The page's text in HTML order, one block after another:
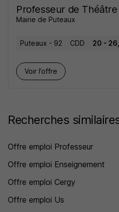
Professeur de
Mairie de Puteaux
Puteaux - 92 CDD 20 -
Voir l’offre
Recherches
Offre emploi Professeur
Offre emploi Enseignement
Offre emploi Cergy
Offre emploi Us